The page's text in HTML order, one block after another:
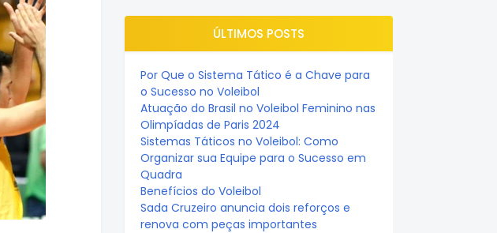
ÚLTIMOS POSTS
Por Que o Sistema Tático é a Chave para
o Sucesso no Voleibol
Atuação do Brasil no Voleibol Feminino nas
Olimpíadas de Paris 2024
Sistemas Táticos no Voleibol: Como
Organizar sua Equipe para o Sucesso em
Quadra
Benefícios do Voleibol
Sada Cruzeiro anuncia dois reforços e
renova com peças importantes